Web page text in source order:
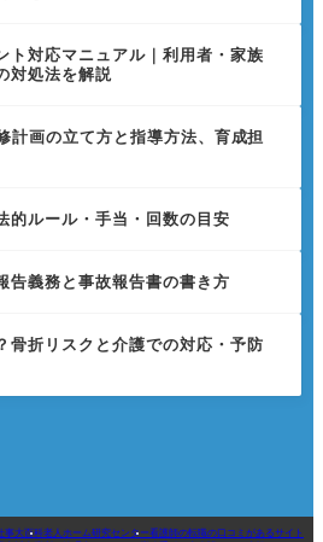
ト対応マニュアル｜利用者・家族
対処法を解説
計画の立て方と指導方法、育成担
的ルール・手当・回数の目安
告義務と事故報告書の書き方
骨折リスクと介護での対応・予防
事大百科老人ホーム研究センター看護師の転職の口コミがあるサイト